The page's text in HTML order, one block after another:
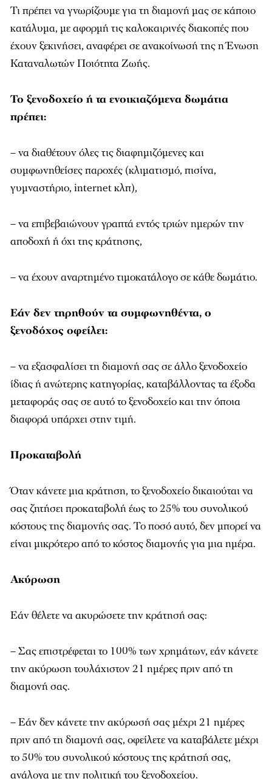
Τι πρέπει να γνωρίζουμε για τη διαμονή μας σε κάποιο
κατάλυμα, με αφορμή τις καλοκαιρινές διακοπές που
έχουν ξεκινήσει, αναφέρει σε ανακοίνωσή της η Ένωση
Καταναλωτών Ποιότητα Ζωής.
Το ξενοδοχείο ή τα ενοικιαζόμενα δωμάτια
πρέπει:
– να διαθέτουν όλες τις διαφημιζόμενες και
συμφωνηθείσες παροχές (κλιματισμό, πισίνα,
γυμναστήριο, internet κλπ),
– να επιβεβαιώνουν γραπτά εντός τριών ημερών την
αποδοχή ή όχι της κράτησης,
– να έχουν αναρτημένο τιμοκατάλογο σε κάθε δωμάτιο.
Εάν δεν τηρηθούν τα συμφωνηθέντα, ο
ξενοδόχος οφείλει:
– να εξασφαλίσει τη διαμονή σας σε άλλο ξενοδοχείο
ίδιας ή ανώτερης κατηγορίας, καταβάλλοντας τα έξοδα
μεταφοράς σας σε αυτό το ξενοδοχείο και την όποια
διαφορά υπάρχει στην τιμή.
Προκαταβολή
Όταν κάνετε μια κράτηση, το ξενοδοχείο δικαιούται να
σας ζητήσει προκαταβολή έως το 25% του συνολικού
κόστους της διαμονής σας. Το ποσό αυτό, δεν μπορεί να
είναι μικρότερο από το κόστος διαμονής για μια ημέρα.
Ακύρωση
Εάν θέλετε να ακυρώσετε την κράτησή σας:
– Σας επιστρέφεται το 100% των χρημάτων, εάν κάνετε
την ακύρωση τουλάχιστον 21 ημέρες πριν από τη
διαμονή σας.
– Εάν δεν κάνετε την ακύρωσή σας μέχρι 21 ημέρες
πριν από τη διαμονή σας, οφείλετε να καταβάλετε μέχρι
το 50% του συνολικού κόστους της κράτησή σας,
ανάλογα με την πολιτική του ξενοδοχείου.